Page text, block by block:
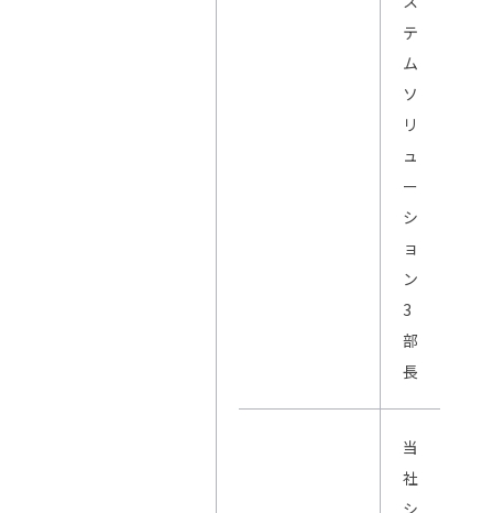
テ
ム
ソ
リ
ュ
ー
シ
ョ
ン
3
部
長
当
社
シ